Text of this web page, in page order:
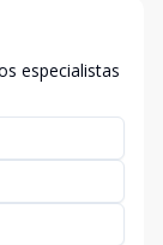
especialistas